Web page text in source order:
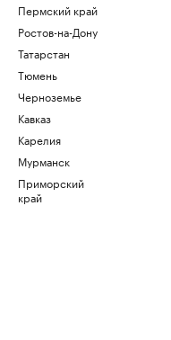
Пермский край
Ростов-на-Дону
Татарстан
Тюмень
Черноземье
Кавказ
Карелия
Мурманск
Приморский
край